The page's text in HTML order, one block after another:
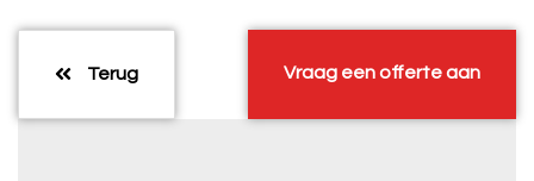
Terug Vraag een offerte aan